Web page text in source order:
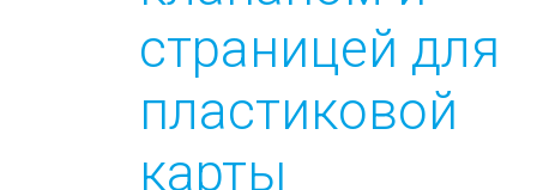
страницей для
пластиковой
карты